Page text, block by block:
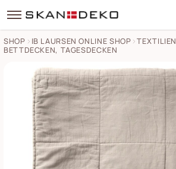
SHOP IB LAURSEN ONLINE SHOP
TEXTILIEN
BETTDECKEN, TAGESDECKEN
Vintage Bettdecke doppelt Bilder